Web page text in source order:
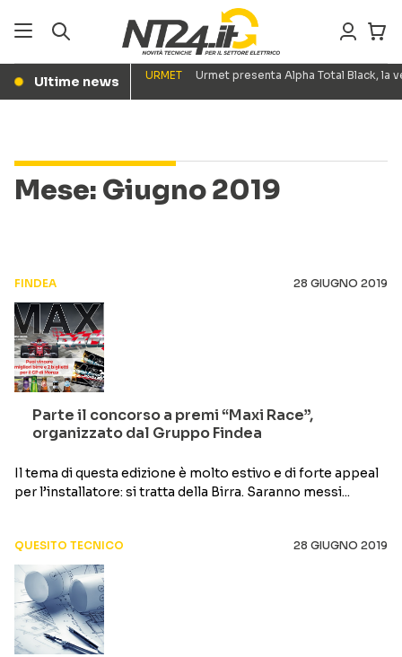
● Ultime news URMET Urmet presenta Alpha Total Black,
Mese: Giugno 2019
FINDEA 28 GIUGNO 2019
Parte il concorso a premi “Maxi Race”,
organizzato dal Gruppo Findea
Il tema di questa edizione è molto estivo e di forte appeal
per l’installatore: si tratta della Birra. Saranno messi...
QUESITO TECNICO 28 GIUGNO 2019